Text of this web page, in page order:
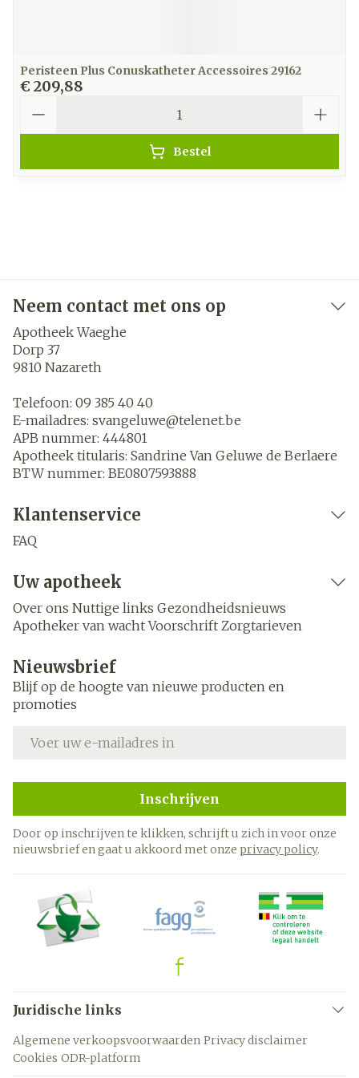
Peristeen Plus Conuskatheter Accessoires 29162
€ 209,88
Bestel
Neem contact met ons op
Apotheek Waeghe
Dorp 37
9810 Nazareth
Telefoon: 09 385 40 40
E-mailadres: svangeluwe@telenet.be
APB nummer: 444801
Apotheek titularis: Sandrine Van Geluwe de Berlaere
BTW nummer: BE0807593888
Klantenservice
FAQ
Uw apotheek
Over ons Nuttige links Gezondheidsnieuws
Apotheker van wacht Voorschrift Zorgtarieven
Nieuwsbrief
Blijf op de hoogte van nieuwe producten en
promoties
Inschrijven
Door op inschrijven te klikken, schrijft u zich in voor onze
nieuwsbrief en gaat u akkoord met onze privacy policy.
Juridische links
Algemene verkoopsvoorwaarden Privacy disclaimer
Cookies ODR-platform